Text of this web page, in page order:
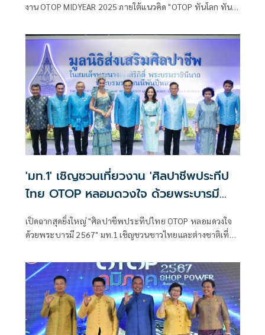
งาน OTOP MIDYEAR 2025 ภายใต้แนวคิด "OTOP ทันโลก ทัน
ภูมิธรรม เวชยชัย รองนายกรัฐมนตรีและรมว.กลาโหม นาย
อนุทิน ชาญวีรกูล
'มท.1' เชิญชวนเที่ยวงาน 'ศิลปาชีพประทีป
ไทย OTOP หลอมดวงใจ ด้วยพระบารมี
เปิดฉากสุดยิ่งใหญ่ "ศิลปาชีพประทีปไทย OTOP หลอมดวงใจ
ด้วยพระบารมี 2567" มท.1 เชิญชวนชาวไทยและต่างชาติเที่ยว
1-3 อิมแพ็ค เมืองทองธานี เผยวันแรกยอดขายพุ่งแรง 67 ล้าน
บาท